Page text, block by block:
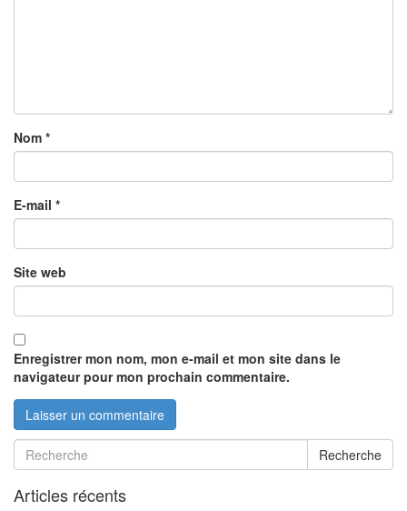
Nom *
E-mail *
Site web
Enregistrer mon nom, mon e-mail et mon site dans le
navigateur pour mon prochain commentaire.
Recherche
Articles récents